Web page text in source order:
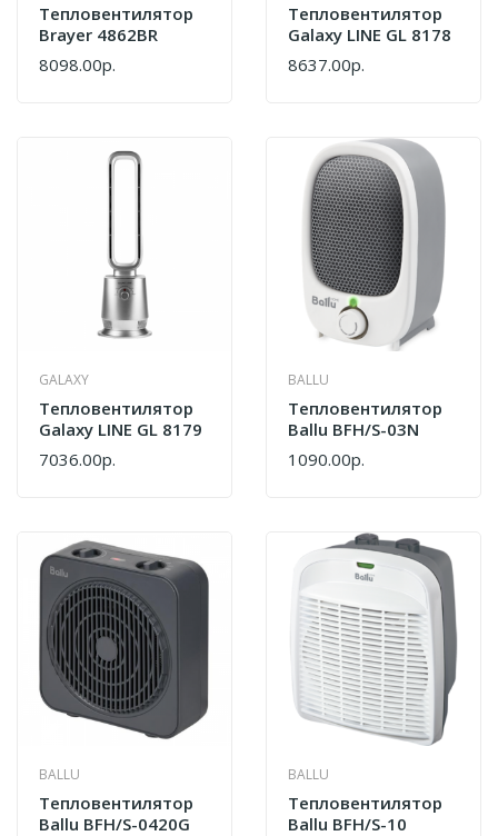
Тепловентилятор
Brayer 4862BR
8098.00р.
Тепловентилятор
Galaxy LINE GL 8178
8637.00р.
GALAXY
Тепловентилятор
Galaxy LINE GL 8179
7036.00р.
BALLU
Тепловентилятор
Ballu BFH/S-03N
1090.00р.
BALLU
Тепловентилятор
Ballu BFH/S-0420G
BALLU
Тепловентилятор
Ballu BFH/S-10